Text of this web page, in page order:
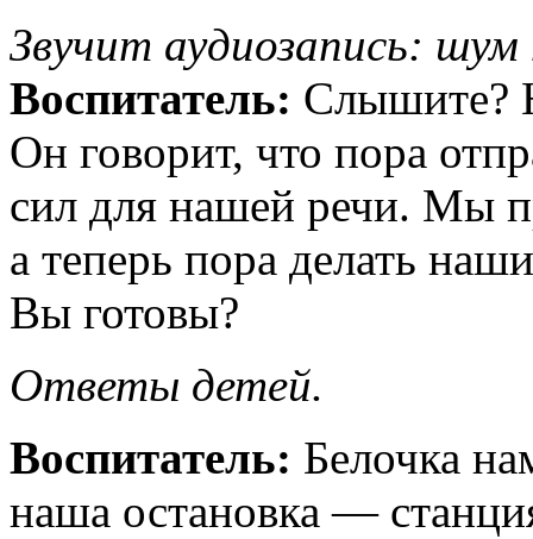
Звучит аудиозапись: шум
Воспитатель: Слышите?
Он говорит, что пора
сил для нашей речи. Мы
а теперь пора делать
Вы готовы?
Ответы детей.
Воспитатель: Белочка
наша остановка —